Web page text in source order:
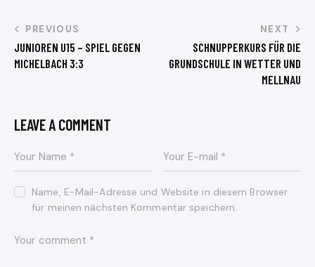
PREVIOUS
JUNIOREN U15 – SPIEL GEGEN
MICHELBACH 3:3
NEXT
SCHNUPPERKURS FÜR DIE
GRUNDSCHULE IN WETTER UND
MELLNAU
LEAVE A COMMENT
Name, E-Mail-Adresse und Website in diesem Browser
für meinen nächsten Kommentar speichern.